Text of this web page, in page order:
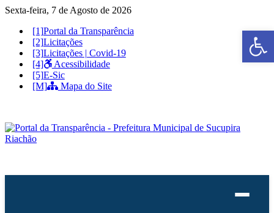
Sexta-feira, 7 de Agosto de 2026
Portal da Transparência
Licitações
Licitações | Covid-19
Acessibilidade
E-Sic
Mapa do Site